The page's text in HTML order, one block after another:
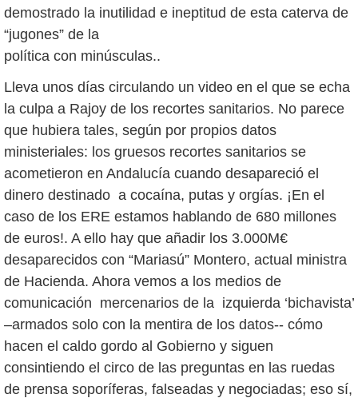
demostrado la inutilidad e ineptitud de esta caterva de
“jugones” de la
política con minúsculas..
Lleva unos días circulando un video en el que se echa
la culpa a Rajoy de los recortes sanitarios. No parece
que hubiera tales, según por propios datos
ministeriales: los gruesos recortes sanitarios se
acometieron en Andalucía cuando desapareció el
dinero destinado a cocaína, putas y orgías. ¡En el
caso de los ERE estamos hablando de 680 millones
de euros!. A ello hay que añadir los 3.000M€
desaparecidos con “Mariasú” Montero, actual ministra
de Hacienda. Ahora vemos a los medios de
comunicación mercenarios de la izquierda ‘bichavista’
–armados solo con la mentira de los datos-- cómo
hacen el caldo gordo al Gobierno y siguen
consintiendo el circo de las preguntas en las ruedas
de prensa soporíferas, falseadas y negociadas; eso sí,